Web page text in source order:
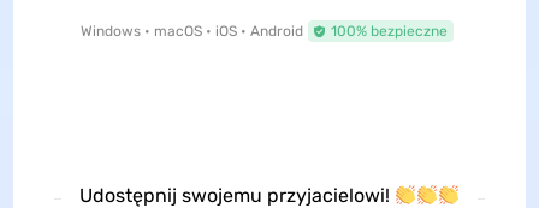
Windows • macOS • iOS • Android 100% bezpieczne
Udostępnij swojemu przyjacielowi!